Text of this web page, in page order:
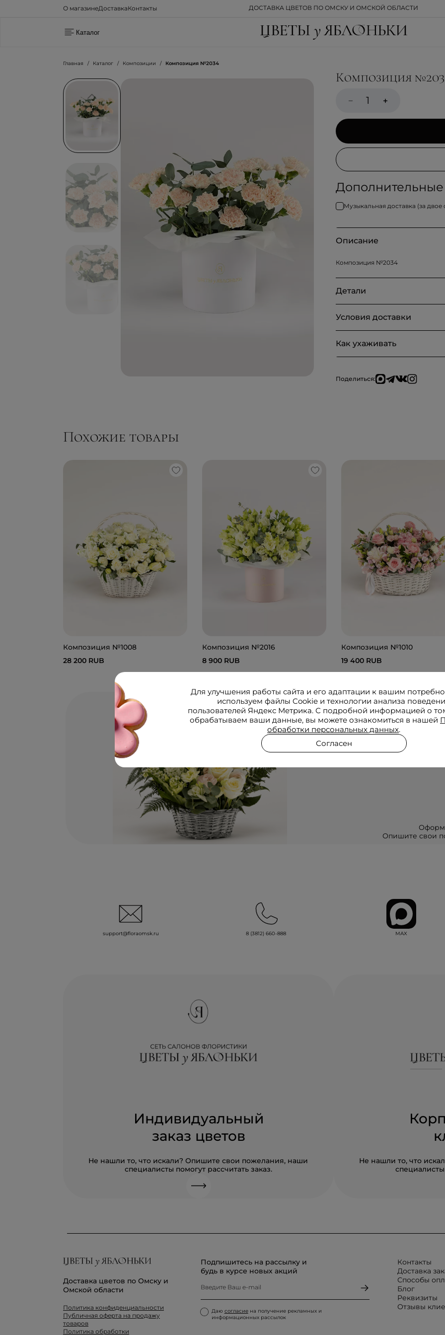
О магазинеДоставкаКонтакты ДОСТАВКА ЦВЕТОВ ПО ОМСКУ И ОМСКОЙ ОБЛАСТИ
Каталог
Главная Каталог Композиции Композиция №2034
Композиция
Дополнительные
Музыкальная доставка (за двое
Описание
Композиция №2034
Детали
Условия доставки
Как ухаживать
Поделиться:
Похожие товары
Композиция №1008
28 200 RUB
Композиция №2016
8 900 RUB
Композиция №1010
19 400 RUB
Опишите свои
support@floraomsk.ru 8 (3812) 660-888 MAX
Индивидуальный
заказ цветов
Не нашли то, что искали? Опишите свои пожелания, наши
специалисты помогут рассчитать заказ.
Не нашли то, что
специалисты
Контакты
Доставка
Способы
Блог
Реквизиты
Отзывы
Подпишитесь на рассылку и
будь в курсе новых акций
Даю согласиена получение рекламных и
информационных рассылок
Доставка цветов по Омску и
Омской области
Политика конфиденциальности
Публичная оферта на продажу
товаров
Политика обработки
Для улучшения работы сайта и его адаптации к вашим
используем файлы Cookie и технологии анализа
пользователей Яндекс Метрика. С подробной информацией о
обрабатываем ваши данные, вы можете ознакомиться в нашей
обработки персональных данных.
Согласен